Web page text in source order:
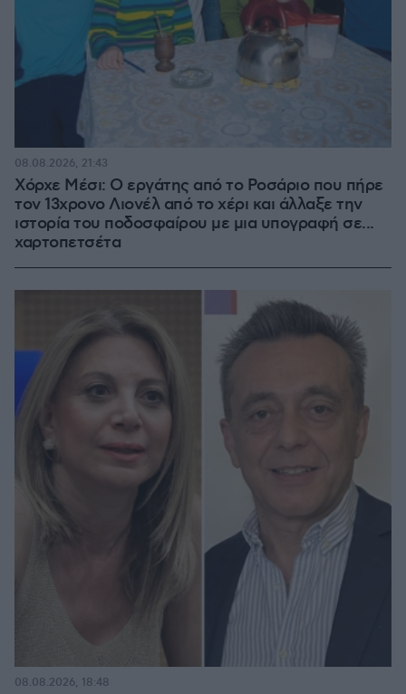
Χόρχε Μέσι: Ο εργάτης από το Ροσάριο που πήρε
τον 13χρονο Λιονέλ από το χέρι και άλλαξε την
ιστορία του ποδοσφαίρου με μια υπογραφή σε...
χαρτοπετσέτα
08.08.2026, 21:43
08.08.2026, 18:48